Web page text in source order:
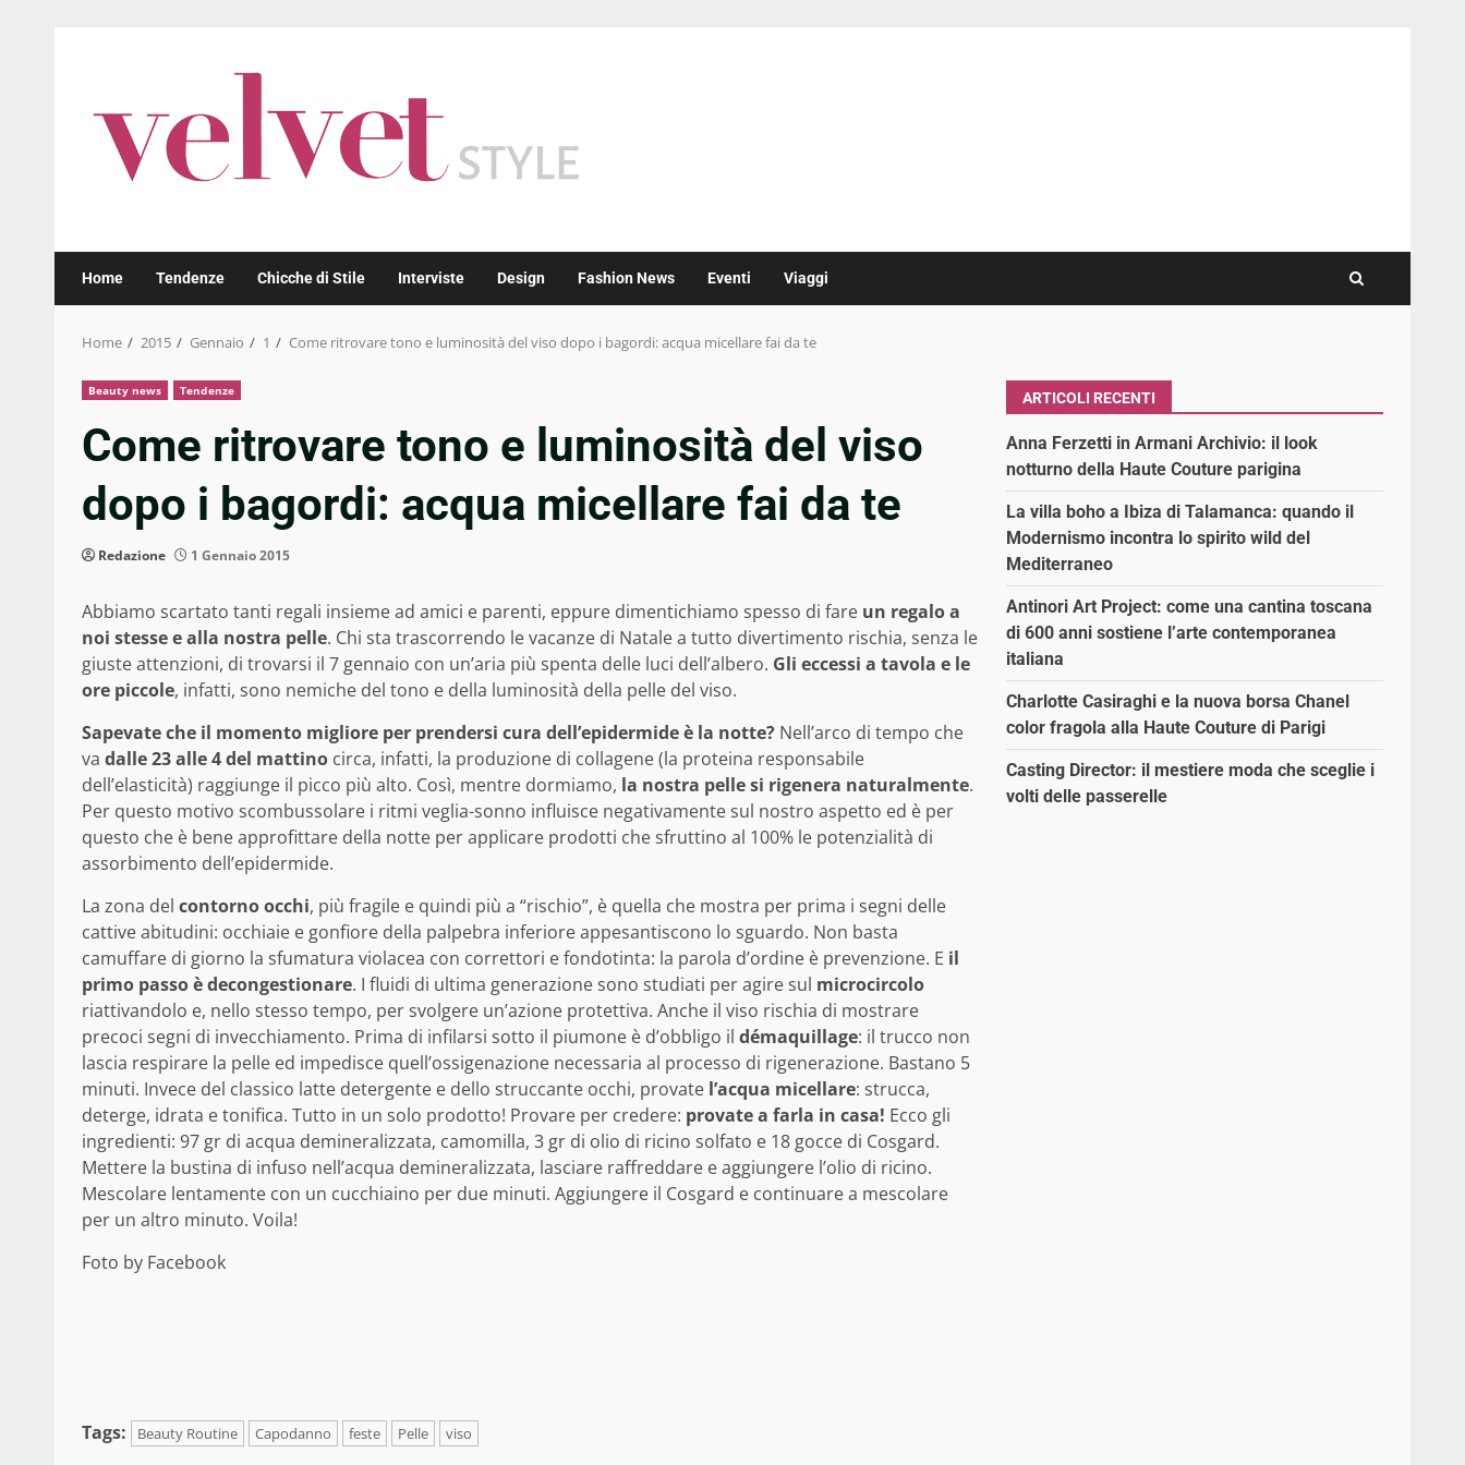
Home Tendenze Chicche di Stile Interviste Design Fashion News Eventi Viaggi
Home 2015 Gennaio 1 Come ritrovare tono e luminosità del viso dopo i bagordi: acqua micellare fai da te
Beauty news Tendenze
Come ritrovare tono e luminosità del viso
dopo i bagordi: acqua micellare fai da te
Redazione 1 Gennaio 2015
Abbiamo scartato tanti regali insieme ad amici e parenti, eppure dimentichiamo spesso di fare un regalo a
noi stesse e alla nostra pelle. Chi sta trascorrendo le vacanze di Natale a tutto divertimento rischia, senza le
giuste attenzioni, di trovarsi il 7 gennaio con un’aria più spenta delle luci dell’albero. Gli eccessi a tavola e le
ore piccole, infatti, sono nemiche del tono e della luminosità della pelle del viso.
Sapevate che il momento migliore per prendersi cura dell’epidermide è la notte? Nell’arco di tempo che
va dalle 23 alle 4 del mattino circa, infatti, la produzione di collagene (la proteina responsabile
dell’elasticità) raggiunge il picco più alto. Così, mentre dormiamo, la nostra pelle si rigenera naturalmente.
Per questo motivo scombussolare i ritmi veglia-sonno influisce negativamente sul nostro aspetto ed è per
questo che è bene approfittare della notte per applicare prodotti che sfruttino al 100% le potenzialità di
assorbimento dell’epidermide.
La zona del contorno occhi, più fragile e quindi più a “rischio”, è quella che mostra per prima i segni delle
cattive abitudini: occhiaie e gonfiore della palpebra inferiore appesantiscono lo sguardo. Non basta
camuffare di giorno la sfumatura violacea con correttori e fondotinta: la parola d’ordine è prevenzione. E il
primo passo è decongestionare. I fluidi di ultima generazione sono studiati per agire sul microcircolo
riattivandolo e, nello stesso tempo, per svolgere un’azione protettiva. Anche il viso rischia di mostrare
precoci segni di invecchiamento. Prima di infilarsi sotto il piumone è d’obbligo il démaquillage: il trucco non
lascia respirare la pelle ed impedisce quell’ossigenazione necessaria al processo di rigenerazione. Bastano 5
minuti. Invece del classico latte detergente e dello struccante occhi, provate l’acqua micellare: strucca,
deterge, idrata e tonifica. Tutto in un solo prodotto! Provare per credere: provate a farla in casa! Ecco gli
ingredienti: 97 gr di acqua demineralizzata, camomilla, 3 gr di olio di ricino solfato e 18 gocce di Cosgard.
Mettere la bustina di infuso nell’acqua demineralizzata, lasciare raffreddare e aggiungere l’olio di ricino.
Mescolare lentamente con un cucchiaino per due minuti. Aggiungere il Cosgard e continuare a mescolare
per un altro minuto. Voila!
Foto by Facebook
Tags: Beauty Routine Capodanno feste Pelle viso
ARTICOLI RECENTI
Anna Ferzetti in Armani Archivio: il look
notturno della Haute Couture parigina
La villa boho a Ibiza di Talamanca: quando il
Modernismo incontra lo spirito wild del
Mediterraneo
Antinori Art Project: come una cantina toscana
di 600 anni sostiene l’arte contemporanea
italiana
Charlotte Casiraghi e la nuova borsa Chanel
color fragola alla Haute Couture di Parigi
Casting Director: il mestiere moda che sceglie i
volti delle passerelle